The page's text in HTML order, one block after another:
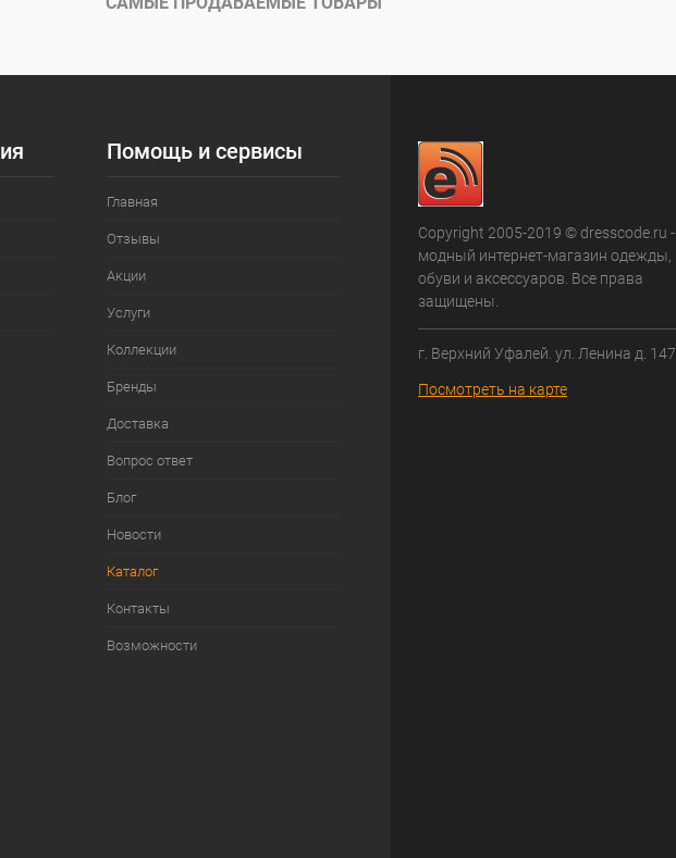
Помощь и сервисы
Главная
Отзывы
Акции
Услуги
Коллекции
Бренды
Доставка
Вопрос ответ
Блог
Новости
Каталог
Контакты
Возможности
Copyright 2005-2019 © dresscode.ru -
модный интернет-магазин одежды,
обуви и аксессуаров. Все права
защищены.
г. Верхний Уфалей. ул. Ленина д. 147
Посмотреть на карте